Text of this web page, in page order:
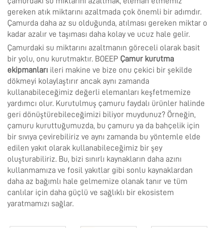
gereken atık miktarını azaltmada çok önemli bir adımdır.
Çamurda daha az su olduğunda, atılması gereken miktar o
kadar azalır ve taşıması daha kolay ve ucuz hale gelir.
Çamurdaki su miktarını azaltmanın göreceli olarak basit
bir yolu, onu kurutmaktır. BOEEP Çamur kurutma
ekipmanları ileri makine ve bize onu çekici bir şekilde
dökmeyi kolaylaştırır ancak aynı zamanda
kullanabileceğimiz değerli elemanları keşfetmemize
yardımcı olur. Kurutulmuş çamuru faydalı ürünler halinde
geri dönüştürebileceğimizi biliyor muydunuz? Örneğin,
çamuru kuruttuğumuzda, bu çamuru ya da bahçelik için
bir sıvıya çevirebiliriz ve aynı zamanda bu yöntemle elde
edilen yakıt olarak kullanabileceğimiz bir şey
oluşturabiliriz. Bu, bizi sınırlı kaynakların daha azını
kullanmamıza ve fosil yakıtlar gibi sonlu kaynaklardan
daha az bağımlı hale gelmemize olanak tanır ve tüm
canlılar için daha güçlü ve sağlıklı bir ekosistem
yaratmamızı sağlar.